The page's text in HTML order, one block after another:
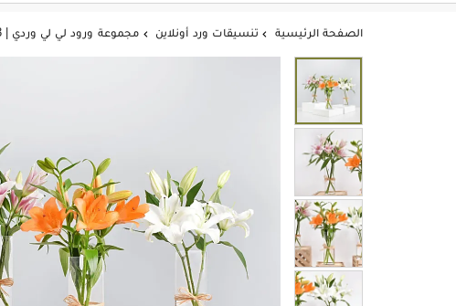
الصفحة الرئيسية  تنسيقات ورد أونلاين  مجموعة ورود لي لي وردي | 3 مزهريات